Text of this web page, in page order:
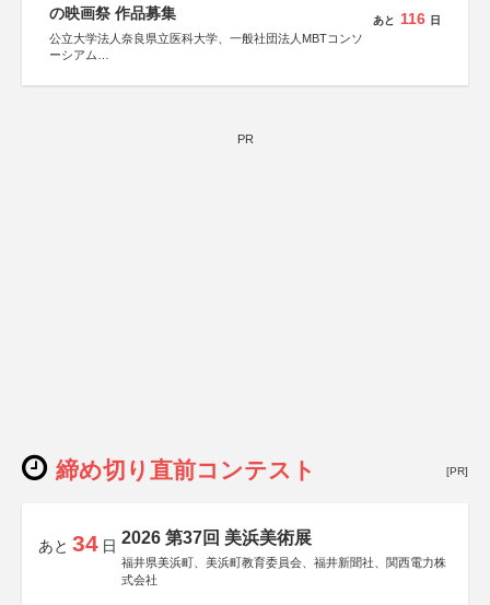
の映画祭 作品募集
公立大学法人奈良県立医科大学、一般社団法人MBTコンソ
ーシアム
協力：読売新聞社
あと 116 日
PR
締め切り直前コンテスト [PR]
あと 34 日 2026 第37回 美浜美術展
福井県美浜町、美浜町教育委員会、福井新聞社、関西電力株
式会社